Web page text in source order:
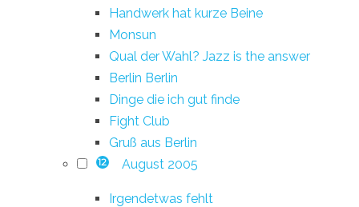
Handwerk hat kurze Beine
Monsun
Qual der Wahl? Jazz is the answer
Berlin Berlin
Dinge die ich gut finde
Fight Club
Gruß aus Berlin
12 August 2005
Irgendetwas fehlt